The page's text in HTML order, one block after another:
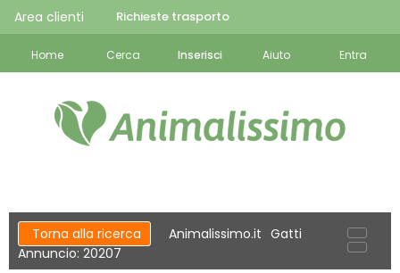
Area clienti Richieste trasporto
Home Cerca Inserisci Aiuto Entra
Torna alla ricerca Animalissimo.it Gatti
Annuncio: 20207